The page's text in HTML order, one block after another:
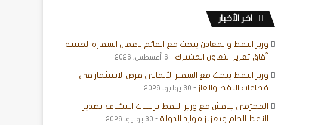
اخر الأخبار
وزير النفط والمعادن يبحث مع القائم باعمال السفارة الصينية
آفاق تعزيز التعاون المشترك
6 أغسطس، 2026
وزير النفط يبحث مع السفير الألماني فرص الاستثمار في
قطاعات النفط والغاز
30 يوليو، 2026
المحرّمي يناقش مع وزير النفط ترتيبات استئناف تصدير
النفط الخام وتعزيز موارد الدولة
30 يوليو، 2026